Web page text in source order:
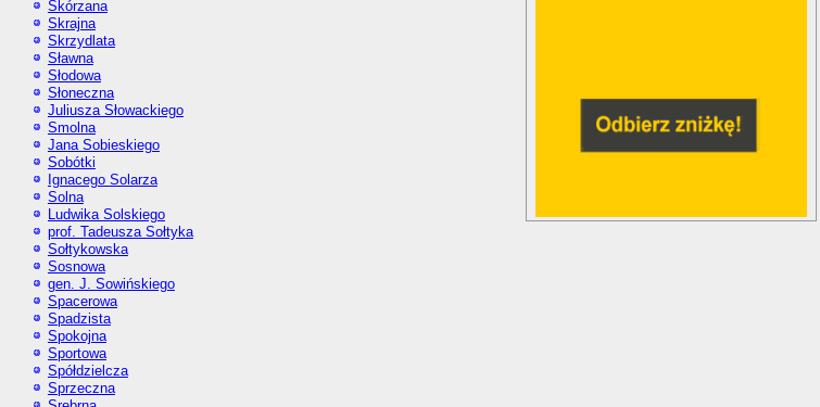
Skórzana
Skrajna
Skrzydlata
Sławna
Słodowa
Słoneczna
Juliusza Słowackiego
Smolna
Jana Sobieskiego
Sobótki
Ignacego Solarza
Solna
Ludwika Solskiego
prof. Tadeusza Sołtyka
Sołtykowska
Sosnowa
gen. J. Sowińskiego
Spacerowa
Spadzista
Spokojna
Sportowa
Spółdzielcza
Sprzeczna